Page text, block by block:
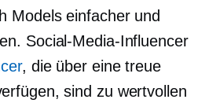
Models einfacher und
Social-Media-Influencer
, die über eine treue
sind zu wertvollen